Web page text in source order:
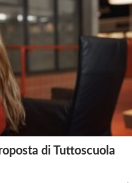
di Tuttoscuola